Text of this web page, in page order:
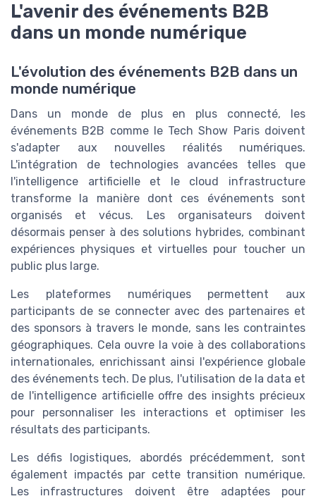
L'avenir des événements B2B
dans un monde numérique
L'évolution des événements B2B dans un
monde numérique
Dans un monde de plus en plus connecté, les
événements B2B comme le Tech Show Paris doivent
s'adapter aux nouvelles réalités numériques.
L'intégration de technologies avancées telles que
l'intelligence artificielle et le cloud infrastructure
transforme la manière dont ces événements sont
organisés et vécus. Les organisateurs doivent
désormais penser à des solutions hybrides, combinant
expériences physiques et virtuelles pour toucher un
public plus large.
Les plateformes numériques permettent aux
participants de se connecter avec des partenaires et
des sponsors à travers le monde, sans les contraintes
géographiques. Cela ouvre la voie à des collaborations
internationales, enrichissant ainsi l'expérience globale
des événements tech. De plus, l'utilisation de la data et
de l'intelligence artificielle offre des insights précieux
pour personnaliser les interactions et optimiser les
résultats des participants.
Les défis logistiques, abordés précédemment, sont
également impactés par cette transition numérique.
Les infrastructures doivent être adaptées pour